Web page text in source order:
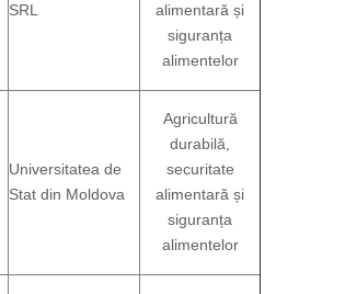
SRL
alimentară și
siguranța
alimentelor
Universitatea de
Stat din Moldova
Agricultură
durabilă,
securitate
alimentară și
siguranța
alimentelor